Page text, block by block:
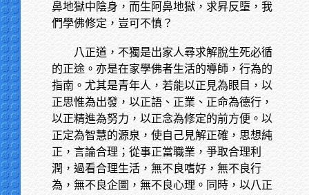
鼻地獄中陰身，而生阿鼻地獄，求昇反墮，我
們學佛修定，豈可不慎？
八正道，不獨是出家人尋求解脫生死必循
的正途。亦是在家學佛者生活的導師，行為的
指南。尤其是青年人，若能以正見為眼目，以
正思惟為出發，以正語、正業、正命為德行，
以正精進為努力，以正念為修定的前方便。以
正定為智慧的源泉，使自己見解正確，思想純
正，言論合理；從事正當職業，爭取合理利
潤，過看合理生活，無不良嗜好，無不良行
為，無不良企圖，無不良心理。同時，以八正